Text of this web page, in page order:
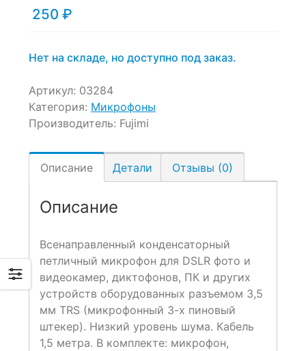
250 ₽
Нет на складе, но доступно под заказ.
Артикул: 03284
Категория: Микрофоны
Производитель: Fujimi
Описание Детали Отзывы (0)
Описание
Всенаправленный конденсаторный
петличный микрофон для DSLR фото и
видеокамер, диктофонов, ПК и других
устройств оборудованных разъемом 3,5
мм TRS (микрофонный 3-х пиновый
штекер). Низкий уровень шума. Кабель
1,5 метра. В комплекте: микрофон,